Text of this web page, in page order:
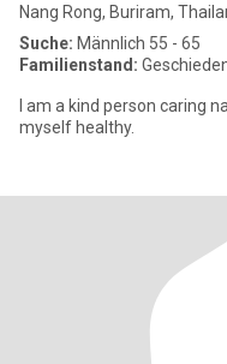
Nang Rong, Buriram,
Suche: Männlich 55 - 65
Familienstand:
I am a kind person caring
myself healthy.